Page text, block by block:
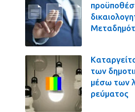
των
μέσω των
ρεύματος